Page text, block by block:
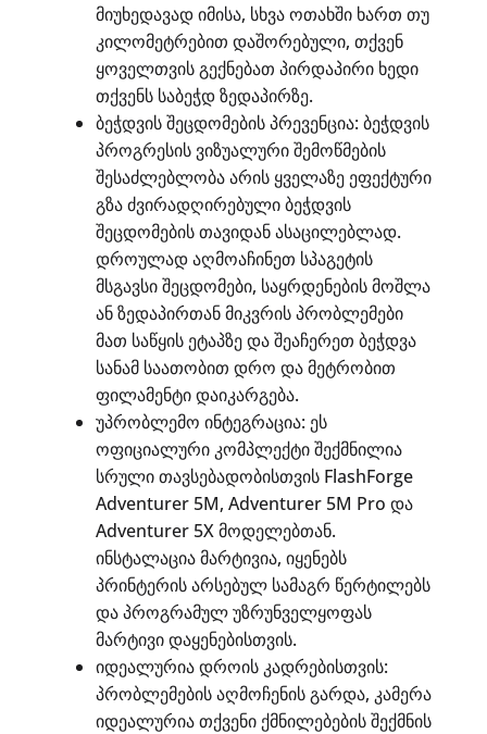
მიუხედავად იმისა, სხვა ოთახში ხართ თუ
კილომეტრებით დაშორებული, თქვენ
ყოველთვის გექნებათ პირდაპირი ხედი
თქვენს საბეჭდ ზედაპირზე.
ბეჭდვის შეცდომების პრევენცია: ბეჭდვის
პროგრესის ვიზუალური შემოწმების
შესაძლებლობა არის ყველაზე ეფექტური
გზა ძვირადღირებული ბეჭდვის
შეცდომების თავიდან ასაცილებლად.
დროულად აღმოაჩინეთ სპაგეტის
მსგავსი შეცდომები, საყრდენების მოშლა
ან ზედაპირთან მიკვრის პრობლემები
მათ საწყის ეტაპზე და შეაჩერეთ ბეჭდვა
სანამ საათობით დრო და მეტრობით
ფილამენტი დაიკარგება.
უპრობლემო ინტეგრაცია: ეს
ოფიციალური კომპლექტი შექმნილია
სრული თავსებადობისთვის FlashForge
Adventurer 5M, Adventurer 5M Pro და
Adventurer 5X მოდელებთან.
ინსტალაცია მარტივია, იყენებს
პრინტერის არსებულ სამაგრ წერტილებს
და პროგრამულ უზრუნველყოფას
მარტივი დაყენებისთვის.
იდეალურია დროის კადრებისთვის:
პრობლემების აღმოჩენის გარდა, კამერა
იდეალურია თქვენი ქმნილებების შექმნის